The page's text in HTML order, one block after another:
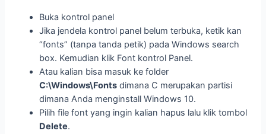
Buka kontrol panel
Jika jendela kontrol panel belum terbuka, ketik kan
“fonts” (tanpa tanda petik) pada Windows search
box. Kemudian klik Font kontrol Panel.
Atau kalian bisa masuk ke folder
C:\Windows\Fonts dimana C merupakan partisi
dimana Anda menginstall Windows 10.
Pilih file font yang ingin kalian hapus lalu klik tombol
Delete.